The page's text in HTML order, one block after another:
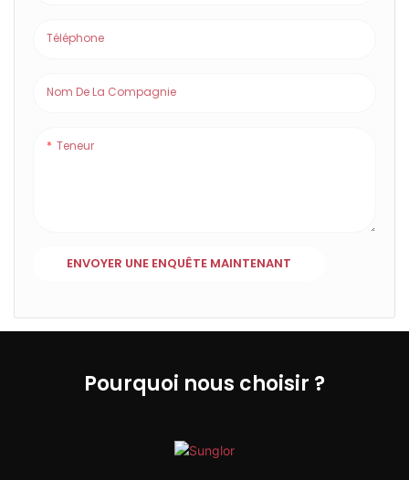
Téléphone
Nom De La Compagnie
Teneur
ENVOYER UNE ENQUÊTE MAINTENANT
Pourquoi nous choisir ?